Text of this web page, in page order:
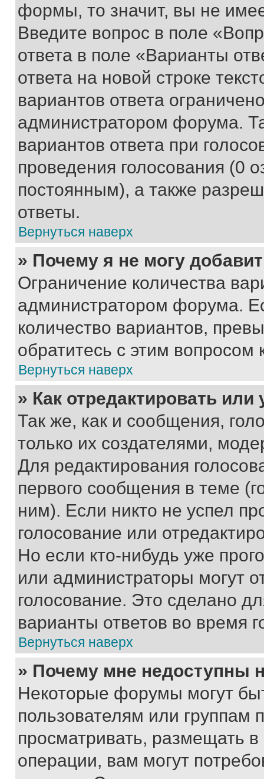
формы, то значит, вы не
Введите вопрос в поле
ответа в поле «Варианты
ответа на новой строке
вариантов ответа
администратором форума.
вариантов ответа при
проведения голосования (0
постоянным), а также
ответы.
Вернуться наверх
» Почему я не могу
Ограничение количества
администратором форума.
количество вариантов,
обратитесь с этим вопросом
Вернуться наверх
» Как отредактировать
Так же, как и сообщения,
только их создателями,
Для редактирования
первого сообщения в теме
ним). Если никто не успел
голосование или
Но если кто-нибудь уже
или администраторы могут
голосование. Это сделано
варианты ответов во время
Вернуться наверх
» Почему мне недоступны
Некоторые форумы могут
пользователям или группам
просматривать, размещать
операции, вам могут